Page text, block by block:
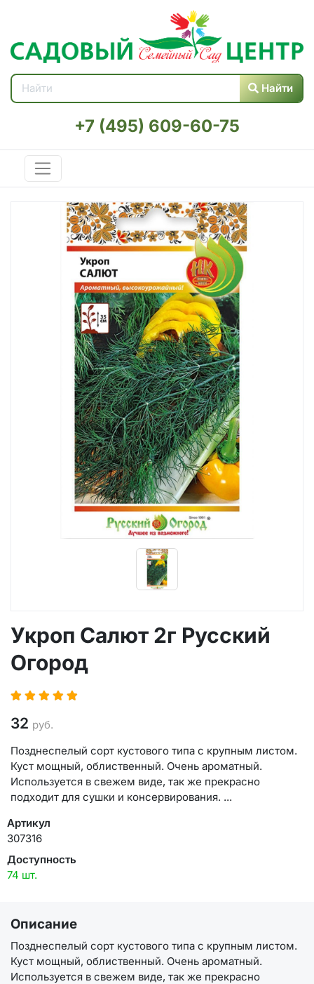
Найти
+7 (495) 609-60-75
Укроп Салют 2г Русский
Огород
32 руб.
Позднеспелый сорт кустового типа с крупным листом.
Куст мощный, облиственный. Очень ароматный.
Используется в свежем виде, так же прекрасно
подходит для сушки и консервирования. ...
Артикул
307316
Доступность
74 шт.
Описание
Позднеспелый сорт кустового типа с крупным листом.
Куст мощный, облиственный. Очень ароматный.
Используется в свежем виде, так же прекрасно